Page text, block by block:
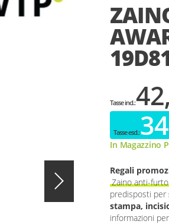
In Magazzino
Regali
Zaino anti-furto
predisposti per
stampa,
informazioni